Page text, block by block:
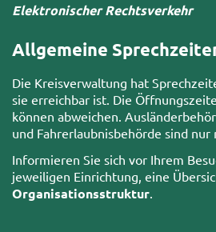
Elektronischer Rechtsverkehr
Allgemeine
Die Kreisverwaltung hat
sie erreichbar ist. Die
können abweichen.
und Fahrerlaubnisbehörde sind nur
Informieren Sie sich vor Ihrem
jeweiligen Einrichtung, eine
Organisationsstruktur